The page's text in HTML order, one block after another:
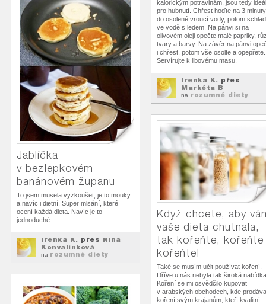
Jablíčka
v bezlepkovém
banánovém županu
To jsem musela vyzkoušet, je to mouky
a navíc i dietní. Super mlsání, které
ocení každá dieta. Navíc je to
jednoduché.
Irenka K. přes Nina
Konvalinková
na rozumné diety
kalorickým potravinám, jsou tedy
pro hubnutí. Chřest hoďte na 3 minuty
do osolené vroucí vody, potom
ve vodě s ledem. Na pánvi si na
olivovém oleji opečte malé papriky,
tvary a barvy. Na závěr na pánvi
i chřest, potom vše osolte a opepřete.
Servírujte k libovému masu.
Irenka K. přes
Markéta B
na rozumné diety
Když chcete, aby
vaše dieta chutnala,
tak kořeňte, kořeňte
kořeňte!
Také se musím učit používat koření.
Dříve u nás nebyla tak široká
Koření se mi osvědčilo kupovat
v arabských obchodech, kde
koření svým krajanům, kteří kvalitní